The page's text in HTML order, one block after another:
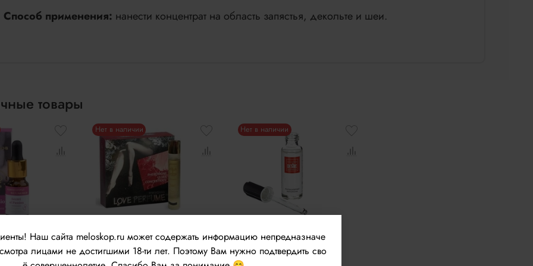
Способ применения: нанести концентрат на область запястья, декольте и шеи.
товары
9мл
Нет в наличии
Женский концентрат
феромонов Роспарфюм
Love Perfume 10мл
Нет в наличии
Женские
молекулярные
феромоны Роспарфюм
Наш сайта meloskop.ru может содержать информацию непредназначе
лицами не достигшими 18-ти лет. Поэтому Вам нужно подтвердить сво